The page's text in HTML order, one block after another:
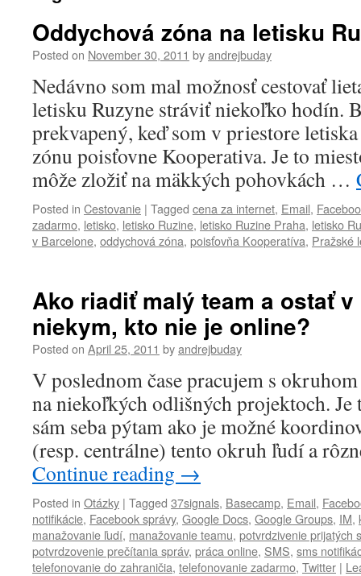
Oddychová zóna na letisku
Posted on November 30, 2011 byandrejbuday
Nedávno som mal možnosť cestovať
letisku Ruzyne stráviť niekoľko hodín.
prekvapený, keď som v priestore
zónu poisťovne Kooperativa. Je to
môže zložiť na mäkkých pohovkách …
Posted in Cestovanie | Tagged cena za internet, Email,
zadarmo, letisko, letisko Ruzine, letisko Ruzine Praha, letisko
v Barcelone, oddychová zóna, poisťovňa Kooperatíva, Pražské
Ako riadiť malý team a ostať
niekym, kto nie je online?
Posted on April 25, 2011 byandrejbuday
V poslednom čase pracujem s
na niekoľkých odlišných projektoch. Je
sám seba pýtam ako je možné
(resp. centrálne) tento okruh ľudí a
Continue reading →
Posted in Otázky | Tagged 37signals, Basecamp, Email,
notifikácie, Facebook správy, Google Docs, Google Groups, IM,
manažovanie ľudí, manažovanie teamu, potvrdzivenie prijatých
potvrdzovenie prečítania správ, práca online, SMS, sms
telefonovanie do zahraničia, telefonovanie zadarmo, Twitter |